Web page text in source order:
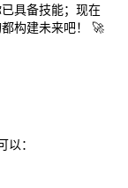
具备技能；现在
构建未来吧！ 🚀
：